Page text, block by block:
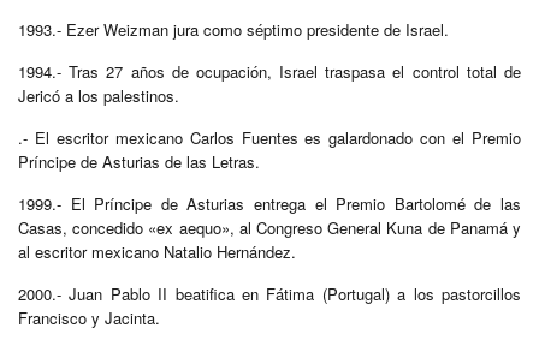
1993.- Ezer Weizman jura como séptimo presidente de Israel.
1994.- Tras 27 años de ocupación, Israel traspasa el control total de
Jericó a los palestinos.
.- El escritor mexicano Carlos Fuentes es galardonado con el Premio
Príncipe de Asturias de las Letras.
1999.- El Príncipe de Asturias entrega el Premio Bartolomé de las
Casas, concedido «ex aequo», al Congreso General Kuna de Panamá y
al escritor mexicano Natalio Hernández.
2000.- Juan Pablo II beatifica en Fátima (Portugal) a los pastorcillos
Francisco y Jacinta.